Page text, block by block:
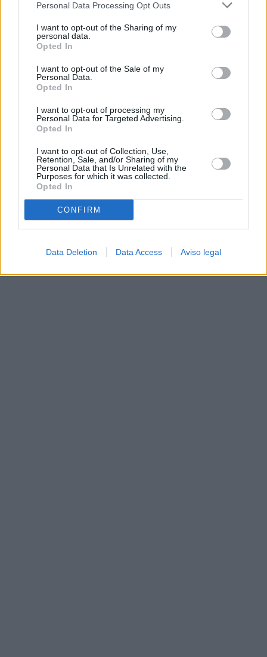
negar su consentimiento. Tenga en cuenta que algún
de su consentimiento, pero usted tiene el derecho de
rechazar tal procesamiento. Sus preferencias se aplicarán
cualquier momento entrando de nuevo en este sitio web o
visitando nuestra política de privacidad.
Personal Data Processing Opt Outs
I want to opt-out of the Sharing of my
personal data.
Opted In
I want to opt-out of the Sale of my
Personal Data.
Opted In
I want to opt-out of processing my
Personal Data for Targeted Advertising.
Opted In
I want to opt-out of Collection, Use,
Retention, Sale, and/or Sharing of my
Personal Data that Is Unrelated with the
Purposes for which it was collected.
Opted In
CONFIRM
Data Deletion Data Access Aviso legal